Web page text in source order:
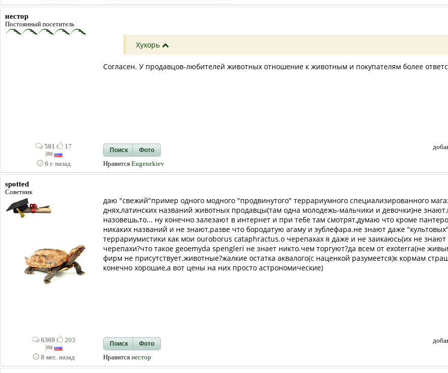
нестор
Постоянный посетитель
581 17
6 г. назад
Хухорь
Согласен. У продавцов-любителей животных отношение к животным и покупателям более
Поиск Фото
Нравится Eugenekiev
spotted
Советник
6369 203
8 мес. назад
даю "свежий"пример одного модного "продвинутого" террариумного специализированного
днях,латинских названий животных продавцы(там одна молодежь-мальчики и девочки)не
назовешь,то... ну конечно залезают в интернет и при тебе там смотрят,думаю что кроме
никаких названий и не знают,разве что бородатую агаму и эублефара.не знают даже
террариумистики как мои ouroborus cataphractus.о черепахах я даже и не заикаюсь(их не
черепахи?что такое geoemyda spengleri не знает никто.чем торгуют?да всем от exoterra(не
фирм не присутствует.животные?жалкие остатка аквалого(с наценкой разумеется)к кормам
конечно хорошие,а вот цены на них просто астрономические)
Поиск Фото
Нравится нестор